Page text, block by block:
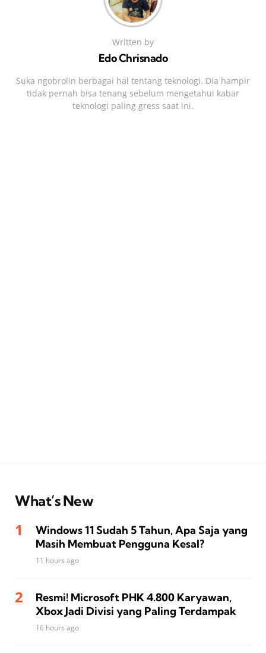
Written by
Edo Chrisnado
Suka ngobrolin berbagai hal tentang teknologi. Dia hampir
tidak pernah bisa tenang sebelum mengetahui kabar
teknologi paling gress saat ini.
What’s New
Windows 11 Sudah 5 Tahun, Apa Saja yang
Masih Membuat Pengguna Kesal?
11 hours ago
Resmi! Microsoft PHK 4.800 Karyawan,
Xbox Jadi Divisi yang Paling Terdampak
16 hours ago